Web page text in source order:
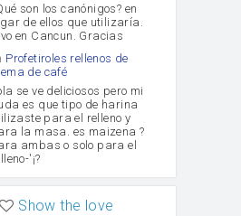
son los canónigos? en
de ellos que utilizaría.
en Cancun. Gracias
Profetiroles rellenos de
de café
se ve deliciosos pero mi
es que tipo de harina
para el relleno y
la masa. es maizena ?
ambas o solo para el
'¡?
Show the love